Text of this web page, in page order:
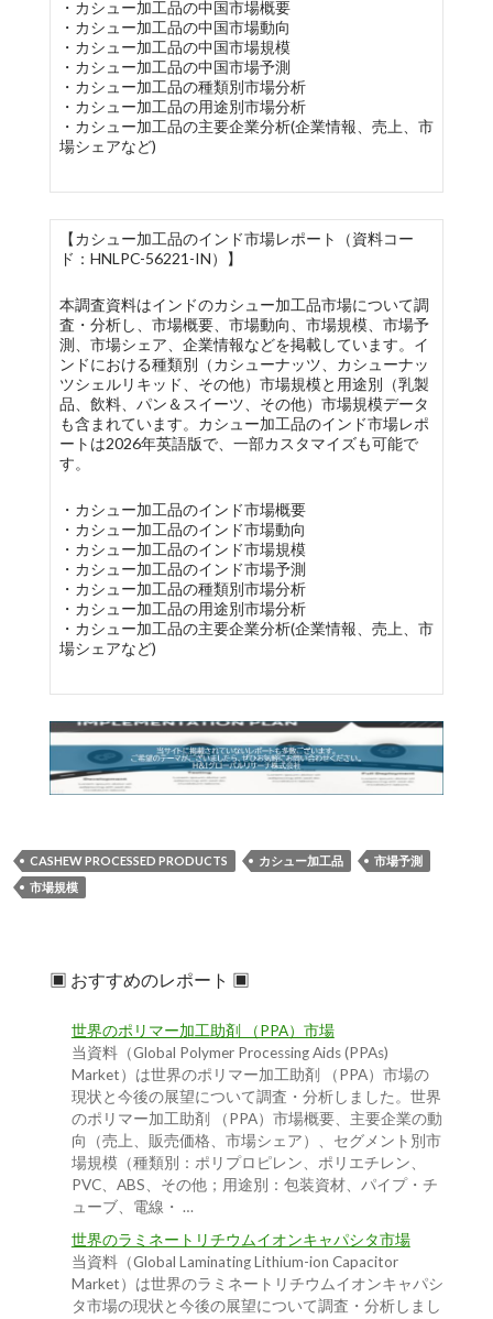
・カシュー加工品の中国市場概要
・カシュー加工品の中国市場動向
・カシュー加工品の中国市場規模
・カシュー加工品の中国市場予測
・カシュー加工品の種類別市場分析
・カシュー加工品の用途別市場分析
・カシュー加工品の主要企業分析(企業情報、売上、市
場シェアなど)
【カシュー加工品のインド市場レポート（資料コー
ド：HNLPC-56221-IN）】
本調査資料はインドのカシュー加工品市場について調
査・分析し、市場概要、市場動向、市場規模、市場予
測、市場シェア、企業情報などを掲載しています。イ
ンドにおける種類別（カシューナッツ、カシューナッ
ツシェルリキッド、その他）市場規模と用途別（乳製
品、飲料、パン＆スイーツ、その他）市場規模データ
も含まれています。カシュー加工品のインド市場レポ
ートは2026年英語版で、一部カスタマイズも可能で
す。
・カシュー加工品のインド市場概要
・カシュー加工品のインド市場動向
・カシュー加工品のインド市場規模
・カシュー加工品のインド市場予測
・カシュー加工品の種類別市場分析
・カシュー加工品の用途別市場分析
・カシュー加工品の主要企業分析(企業情報、売上、市
場シェアなど)
CASHEW PROCESSED PRODUCTS カシュー加工品
市場予測
市場規模
▣ おすすめのレポート ▣
世界のポリマー加工助剤 （PPA）市場
当資料（Global Polymer Processing Aids (PPAs)
Market）は世界のポリマー加工助剤 （PPA）市場の
現状と今後の展望について調査・分析しました。世界
のポリマー加工助剤 （PPA）市場概要、主要企業の動
向（売上、販売価格、市場シェア）、セグメント別市
場規模（種類別：ポリプロピレン、ポリエチレン、
PVC、ABS、その他；用途別：包装資材、パイプ・チ
ューブ、電線・ …
世界のラミネートリチウムイオンキャパシタ市場
当資料（Global Laminating Lithium-ion Capacitor
Market）は世界のラミネートリチウムイオンキャパシ
タ市場の現状と今後の展望について調査・分析しまし